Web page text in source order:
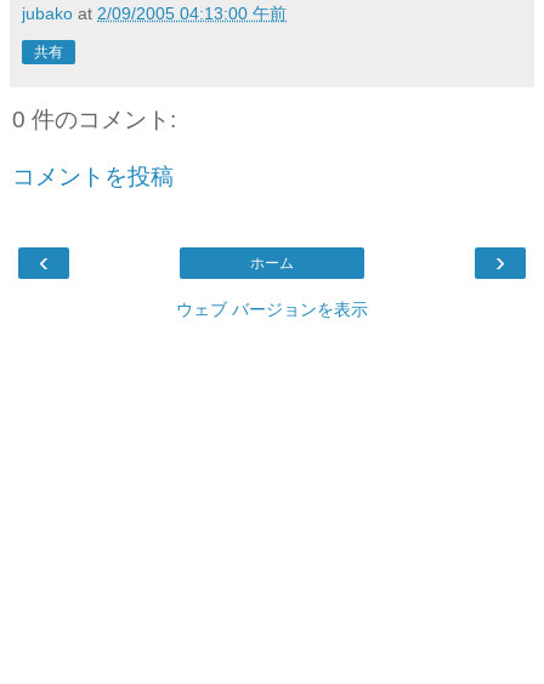
jubako at 2/09/2005 04:13:00 午前
共有
0 件のコメント:
コメントを投稿
‹ ›
ホーム
ウェブ バージョンを表示